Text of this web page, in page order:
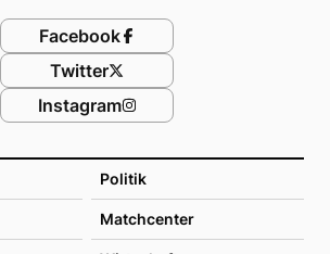
Politik
Matchcenter
Facebook
Twitter
Instagram